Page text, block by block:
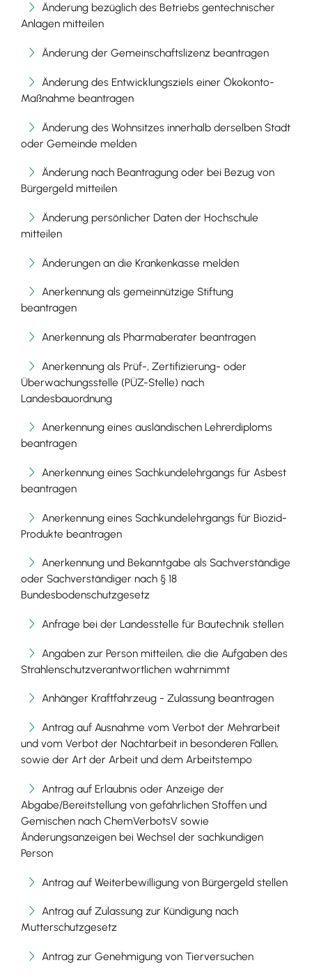
Änderung bezüglich des Betriebs gentechnischer
Anlagen mitteilen
Änderung der Gemeinschaftslizenz beantragen
Änderung des Entwicklungsziels einer Ökokonto-
Maßnahme beantragen
Änderung des Wohnsitzes innerhalb derselben Stadt
oder Gemeinde melden
Änderung nach Beantragung oder bei Bezug von
Bürgergeld mitteilen
Änderung persönlicher Daten der Hochschule
mitteilen
Änderungen an die Krankenkasse melden
Anerkennung als gemeinnützige Stiftung
beantragen
Anerkennung als Pharmaberater beantragen
Anerkennung als Prüf-, Zertifizierung- oder
Überwachungsstelle (PÜZ-Stelle) nach
Landesbauordnung
Anerkennung eines ausländischen Lehrerdiploms
beantragen
Anerkennung eines Sachkundelehrgangs für Asbest
beantragen
Anerkennung eines Sachkundelehrgangs für Biozid-
Produkte beantragen
Anerkennung und Bekanntgabe als Sachverständige
oder Sachverständiger nach § 18
Bundesbodenschutzgesetz
Anfrage bei der Landesstelle für Bautechnik stellen
Angaben zur Person mitteilen, die die Aufgaben des
Strahlenschutzverantwortlichen wahrnimmt
Anhänger Kraftfahrzeug - Zulassung beantragen
Antrag auf Ausnahme vom Verbot der Mehrarbeit
und vom Verbot der Nachtarbeit in besonderen Fällen,
sowie der Art der Arbeit und dem Arbeitstempo
Antrag auf Erlaubnis oder Anzeige der
Abgabe/Bereitstellung von gefährlichen Stoffen und
Gemischen nach ChemVerbotsV sowie
Änderungsanzeigen bei Wechsel der sachkundigen
Person
Antrag auf Weiterbewilligung von Bürgergeld stellen
Antrag auf Zulassung zur Kündigung nach
Mutterschutzgesetz
Antrag zur Genehmigung von Tierversuchen